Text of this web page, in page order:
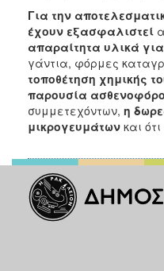
Για την
έχουν εξασφαλιστεί
απαραίτητα υλικά
γάντια, φόρμες
τοποθέτηση χημικής
παρουσία
συμμετεχόντων, η
μικρογευμάτων και